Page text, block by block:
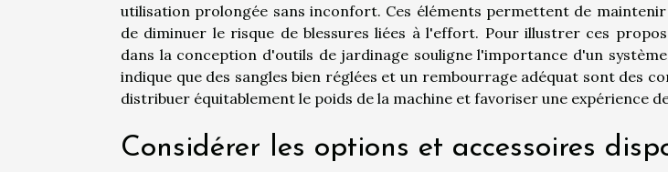
utilisation prolongée sans inconfort. Ces éléments permettent de
de diminuer le risque de blessures liées à l'effort. Pour illustrer ces
dans la conception d'outils de jardinage souligne l'importance d'un
indique que des sangles bien réglées et un rembourrage adéquat sont des
distribuer équitablement le poids de la machine et favoriser une expérience
Considérer les options et accessoires